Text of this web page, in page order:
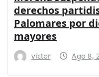
derechos
Palomares por
mayores
victor Ago 8,